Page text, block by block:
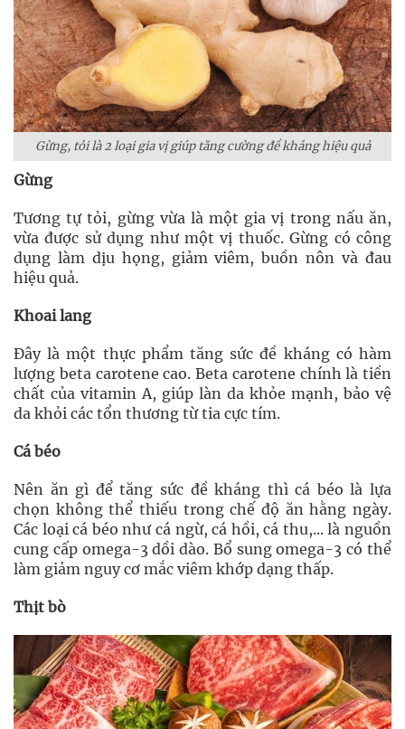
Gừng, tỏi là 2 loại gia vị giúp tăng cường đề kháng hiệu quả
Gừng
Tương tự tỏi, gừng vừa là một gia vị trong nấu ăn,
vừa được sử dụng như một vị thuốc. Gừng có công
dụng làm dịu họng, giảm viêm, buồn nôn và đau
hiệu quả.
Khoai lang
Đây là một thực phẩm tăng sức đề kháng có hàm
lượng beta carotene cao. Beta carotene chính là tiền
chất của vitamin A, giúp làn da khỏe mạnh, bảo vệ
da khỏi các tổn thương từ tia cực tím.
Cá béo
Nên ăn gì để tăng sức đề kháng thì cá béo là lựa
chọn không thể thiếu trong chế độ ăn hằng ngày.
Các loại cá béo như cá ngừ, cá hồi, cá thu,... là nguồn
cung cấp omega-3 dồi dào. Bổ sung omega-3 có thể
làm giảm nguy cơ mắc viêm khớp dạng thấp.
Thịt bò